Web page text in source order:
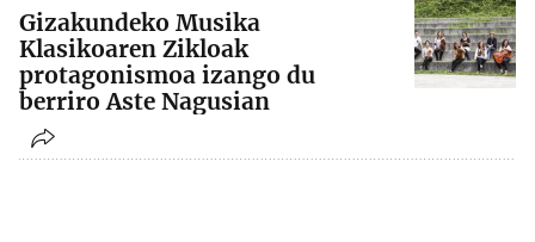
Gizakundeko Musika
Klasikoaren Zikloak
protagonismoa izango du
berriro Aste Nagusian